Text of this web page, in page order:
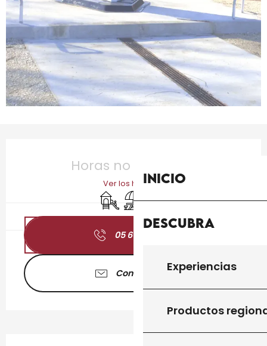
Inicio
Descubra
Experiencias
Productos
Horas no resueltas
Ver los horarios
Juegos infantiles / Zona de juegos
Zona de picnic
05 65 41 51
Contáctenos